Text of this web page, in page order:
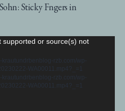
Sticky Fngers in
or source(s) not
krautundrbenblog-rzb.com/wp-
WA00011.mp4?_=1
krautundrbenblog-rzb.com/wp-
WA00011.mp4?_=1